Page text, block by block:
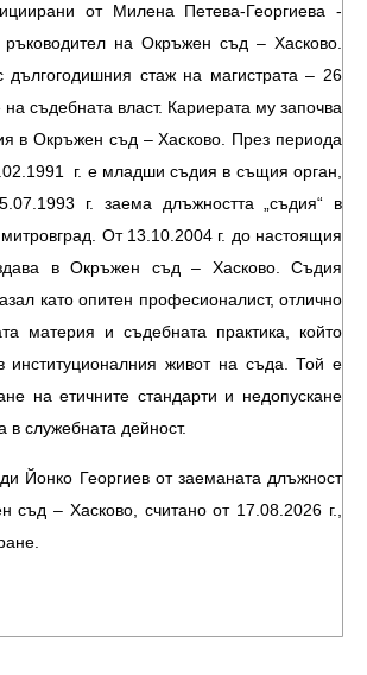
от Милена Петева-Георгиева -
ръководител на Окръжен съд – Хасково.
стаж на магистрата – 26
на съдебната власт. Кариерата му започва
в Окръжен съд – Хасково. През периода
г. е младши съдия в същия орган,
г. заема длъжността „съдия“ в
От 13.10.2004 г. до настоящия
в Окръжен съд – Хасково. Съдия
като опитен професионалист, отлично
материя и съдебната практика, който
институционалния живот на съда. Той е
на етичните стандарти и недопускане
служебната дейност.
Йонко Георгиев от заеманата длъжност
съд – Хасково, считано от 17.08.2026 г.,